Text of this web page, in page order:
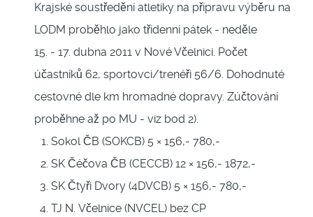
Krajské soustředění atletiky na přípravu výběru na
LODM proběhlo jako třídenní pátek - neděle
15. - 17. dubna 2011 v Nové Včelnici. Počet
účastníků 62, sportovci/trenéři 56/6. Dohodnuté
cestovné dle km hromadné dopravy. Zúčtování
proběhne až po MU - viz bod 2).
Sokol ČB (SOKCB) 5 × 156,- 780,-
SK Čéčova ČB (CECCB) 12 × 156,- 1872,-
SK Čtyři Dvory (4DVCB) 5 × 156,- 780,-
TJ N. Včelnice (NVCEL) bez CP